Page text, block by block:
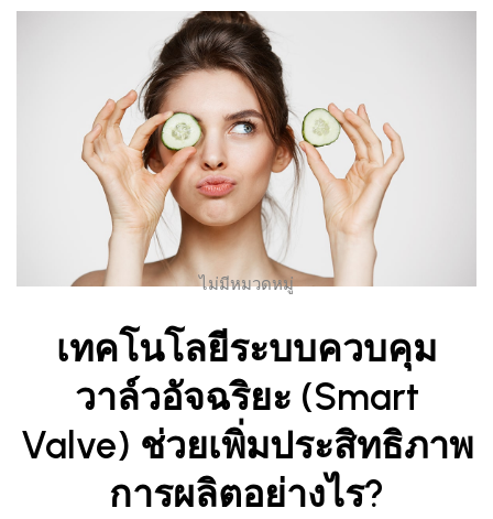
ไม่มีหมวดหมู่
เทคโนโลยีระบบควบคุม
วาล์วอัจฉริยะ (Smart
Valve) ช่วยเพิ่มประสิทธิภาพ
การผลิตอย่างไร?